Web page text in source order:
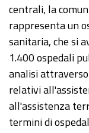
centrali, la
rappresenta un
sanitaria, che si
1.400 ospedali
analisi
relativi
all'assistenza
termini di